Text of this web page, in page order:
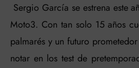
Sergio García se estrena este
Moto3. Con tan solo 15 años
palmarés y un futuro
notar en los test de